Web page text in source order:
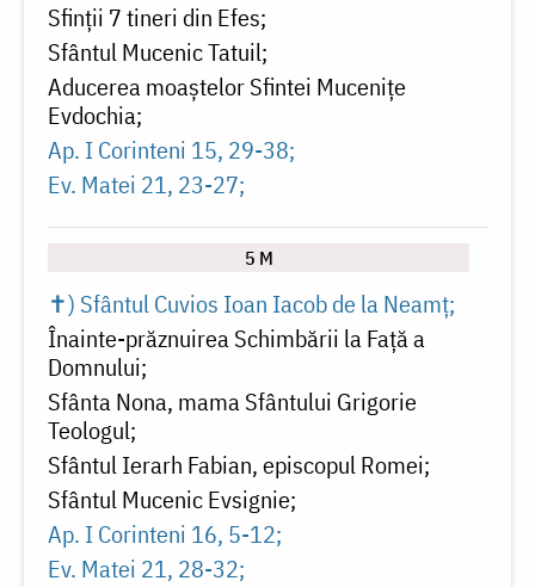
Sfinții 7 tineri din Efes
Sfântul Mucenic Tatuil
Aducerea moaștelor Sfintei Mucenițe
Evdochia
Ap. I Corinteni 15, 29-38
Ev. Matei 21, 23-27
5 M
✝) Sfântul Cuvios Ioan Iacob de la Neamț
Înainte-prăznuirea Schimbării la Față a
Domnului
Sfânta Nona, mama Sfântului Grigorie
Teologul
Sfântul Ierarh Fabian, episcopul Romei
Sfântul Mucenic Evsignie
Ap. I Corinteni 16, 5-12
Ev. Matei 21, 28-32